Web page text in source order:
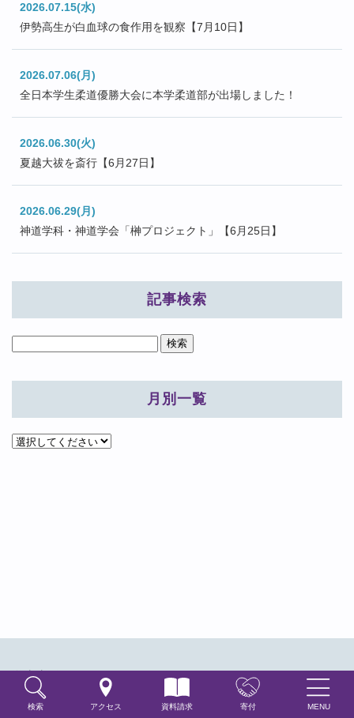
2026.07.15(水)
伊勢高生が白血球の食作用を観察【7月10日】
2026.07.06(月)
全日本学生柔道優勝大会に本学柔道部が出場しました！
2026.06.30(火)
夏越大祓を斎行【6月27日】
2026.06.29(月)
神道学科・神道学会「榊プロジェクト」【6月25日】
記事検索
月別一覧
学生生活
学生生活情報
検索 アクセス 資料請求 寄付 MENU